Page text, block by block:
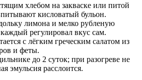
хлебом на закваске или питой
кисловатый бульон.
лимона и мелко рубленую
регулировал вкус сам.
с лёгким греческим салатом из
и феты.
до 2 суток; при разогреве не
эмульсия расслоится.